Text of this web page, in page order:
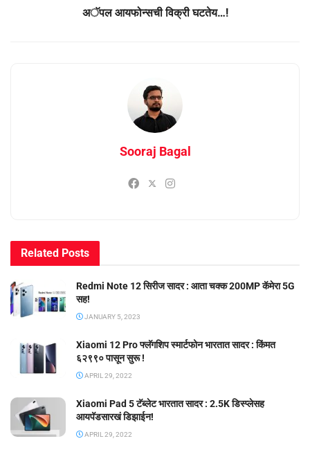
अॅपल आयफोन्सची विक्री घटतेय…!
Sooraj Bagal
Related Posts
Redmi Note 12 सिरीज सादर : आता चक्क 200MP कॅमेरा 5G
सह!
JANUARY 5, 2023
Xiaomi 12 Pro फ्लॅगशिप स्मार्टफोन भारतात सादर : किंमत
६२९९० पासून सुरू !
APRIL 29, 2022
Xiaomi Pad 5 टॅब्लेट भारतात सादर : 2.5K डिस्प्लेसह
आयपॅडसारखं डिझाईन!
APRIL 29, 2022